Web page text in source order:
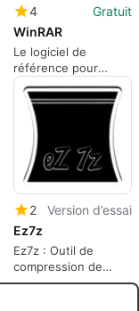
4
Gratuit
WinRAR
Le logiciel de
référence pour
compresser vos
fichiers
2
Version d’essai
Ez7z
Ez7z : Outil de
compression de
fichiers